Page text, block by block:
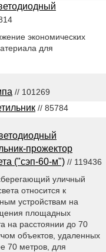
экономических
для
// 101269
// 85784
прожектор
("сэп-60-м") // 119436
уличный
относится к
устройствам на
площадных
на расстоянии до 70
объектов, удаленных
70 метров, для